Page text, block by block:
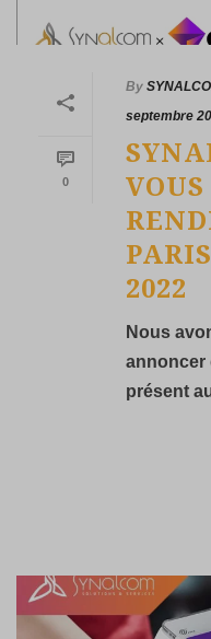
0
By
septembre
2022
Nous
annoncer
présent